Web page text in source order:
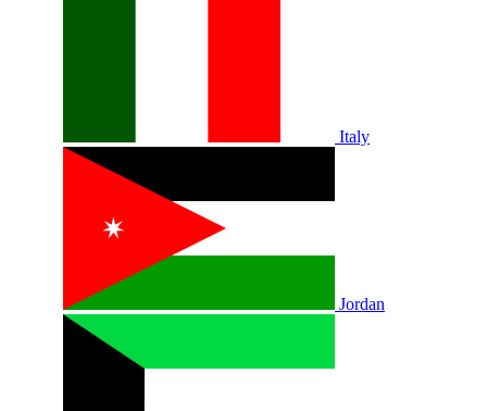
Italy
Jordan